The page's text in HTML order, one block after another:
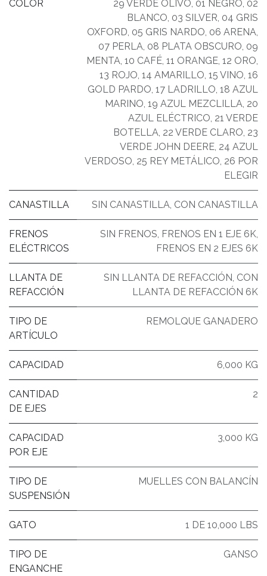
COLOR 29 VERDE OLIVO, 01 NEGRO, 02
BLANCO, 03 SILVER, 04 GRIS
OXFORD, 05 GRIS NARDO, 06 ARENA,
07 PERLA, 08 PLATA OBSCURO, 09
MENTA, 10 CAFÉ, 11 ORANGE, 12 ORO,
13 ROJO, 14 AMARILLO, 15 VINO, 16
GOLD PARDO, 17 LADRILLO, 18 AZUL
MARINO, 19 AZUL MEZCLILLA, 20
AZUL ELÉCTRICO, 21 VERDE
BOTELLA, 22 VERDE CLARO, 23
VERDE JOHN DEERE, 24 AZUL
VERDOSO, 25 REY METÁLICO, 26 POR
ELEGIR
CANASTILLA SIN CANASTILLA, CON CANASTILLA
FRENOS
ELÉCTRICOS
SIN FRENOS, FRENOS EN 1 EJE 6K,
FRENOS EN 2 EJES 6K
LLANTA DE
REFACCIÓN
SIN LLANTA DE REFACCIÓN, CON
LLANTA DE REFACCIÓN 6K
TIPO DE
ARTÍCULO
REMOLQUE GANADERO
CAPACIDAD 6,000 KG
CANTIDAD
DE EJES
2
CAPACIDAD
POR EJE
3,000 KG
TIPO DE
SUSPENSIÓN
MUELLES CON BALANCÍN
GATO 1 DE 10,000 LBS
TIPO DE
ENGANCHE
GANSO